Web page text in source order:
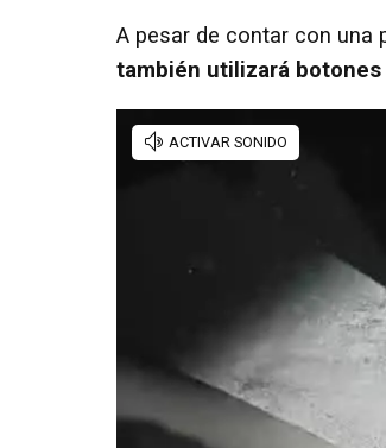
A pesar de contar con una
también utilizará